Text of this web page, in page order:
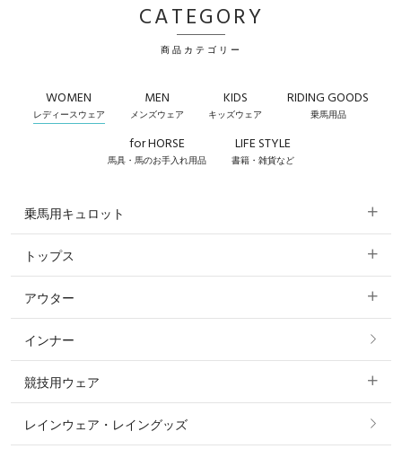
CATEGORY
商品カテゴリー
WOMEN
レディースウェア
MEN
メンズウェア
KIDS
キッズウェア
RIDING GOODS
乗馬用品
for HORSE
馬具・馬のお手入れ用品
LIFE STYLE
書籍・雑貨など
乗馬用キュロット
すべてのキュロット
フルグリップ・尻革 キュロット
ニーグリップ・膝革 キュロット
トップス
すべてのトップス
ポロシャツ
カットソー・Tシャツ・タンクトップ
アウター
すべてのアウター
コート
ジャケット・ブルゾン
インナー
競技用ウェア
すべての競技用ウェア
レインウェア・レイングッズ